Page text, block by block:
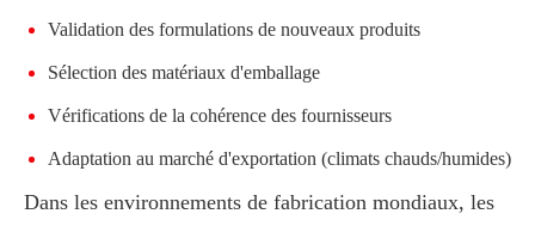
Validation des formulations de nouveaux produits
Sélection des matériaux d'emballage
Vérifications de la cohérence des fournisseurs
Adaptation au marché d'exportation (climats chauds/humides)
Dans les environnements de fabrication mondiaux, les